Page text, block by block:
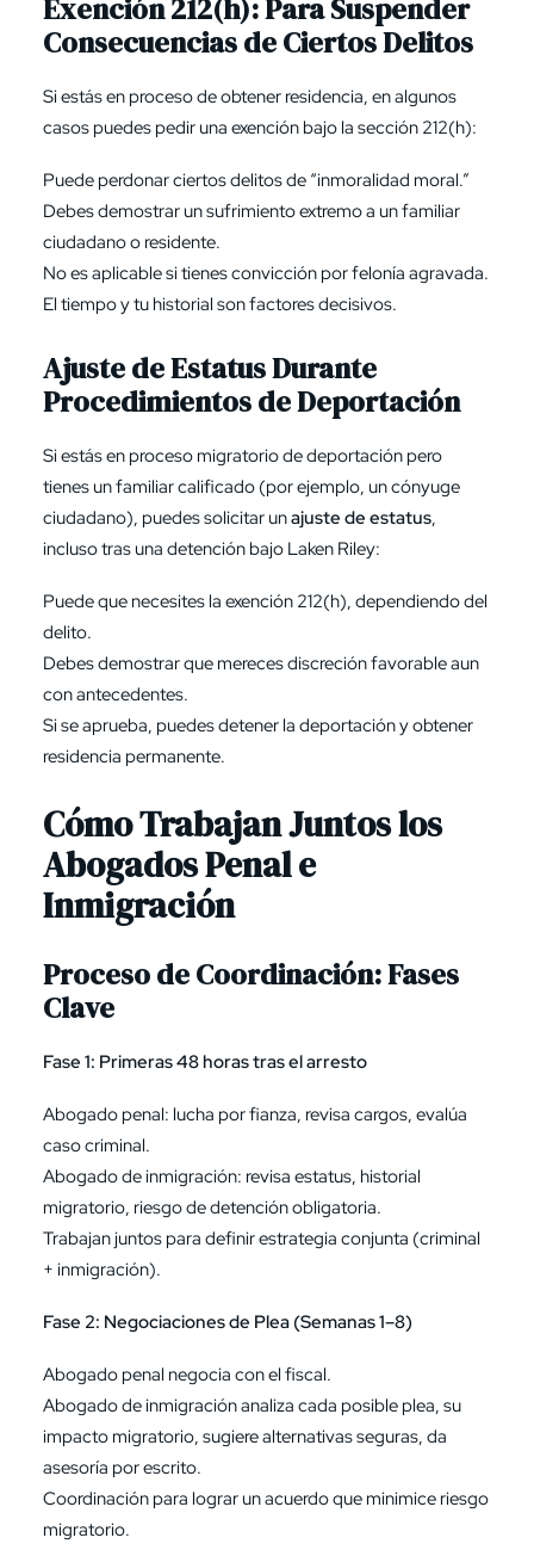
Exención 212(h): Para Suspender
Consecuencias de Ciertos Delitos
Si estás en proceso de obtener residencia, en algunos
casos puedes pedir una exención bajo la sección 212(h):
Puede perdonar ciertos delitos de “inmoralidad moral.”
Debes demostrar un sufrimiento extremo a un familiar
ciudadano o residente.
No es aplicable si tienes convicción por felonía agravada.
El tiempo y tu historial son factores decisivos.
Ajuste de Estatus Durante
Procedimientos de Deportación
Si estás en proceso migratorio de deportación pero
tienes un familiar calificado (por ejemplo, un cónyuge
ciudadano), puedes solicitar unajuste de estatus,
incluso tras una detención bajo Laken Riley:
Puede que necesites la exención 212(h), dependiendo del
delito.
Debes demostrar que mereces discreción favorable aun
con antecedentes.
Si se aprueba, puedes detener la deportación y obtener
residencia permanente.
Cómo Trabajan Juntos los
Abogados Penal e
Inmigración
Proceso de Coordinación: Fases
Clave
Fase 1: Primeras 48 horas tras el arresto
Abogado penal: lucha por fianza, revisa cargos, evalúa
caso criminal.
Abogado de inmigración: revisa estatus, historial
migratorio, riesgo de detención obligatoria.
Trabajan juntos para definir estrategia conjunta (criminal
+ inmigración).
Fase 2: Negociaciones de Plea (Semanas 1–8)
Abogado penal negocia con el fiscal.
Abogado de inmigración analiza cada posible plea, su
impacto migratorio, sugiere alternativas seguras, da
asesoría por escrito.
Coordinación para lograr un acuerdo que minimice riesgo
migratorio.